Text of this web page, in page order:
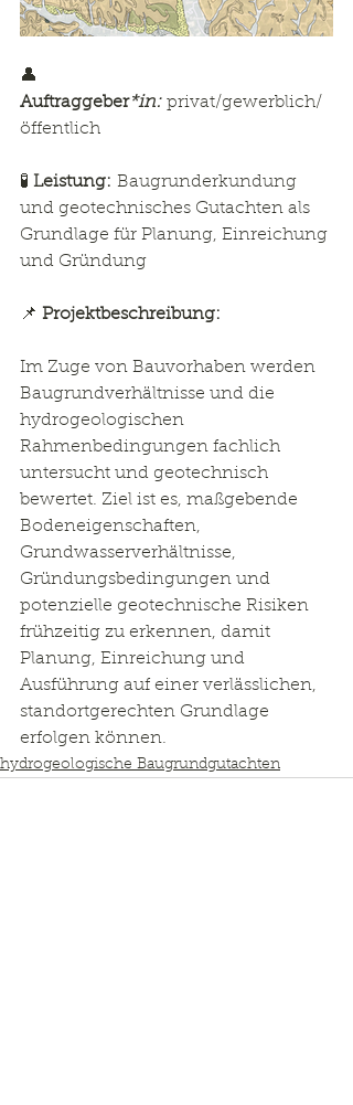
👤
Auftraggeber*in: privat/gewerblich/
öffentlich
🧪 Leistung: Baugrunderkundung
und geotechnisches Gutachten als
Grundlage für Planung, Einreichung
und Gründung
📌 Projektbeschreibung:
Im Zuge von Bauvorhaben werden
Baugrundverhältnisse und die
hydrogeologischen
Rahmenbedingungen fachlich
untersucht und geotechnisch
bewertet. Ziel ist es, maßgebende
Bodeneigenschaften,
Grundwasserverhältnisse,
Gründungsbedingungen und
potenzielle geotechnische Risiken
frühzeitig zu erkennen, damit
Planung, Einreichung und
Ausführung auf einer verlässlichen,
standortgerechten Grundlage
erfolgen können.
hydrogeologische Baugrundgutachten